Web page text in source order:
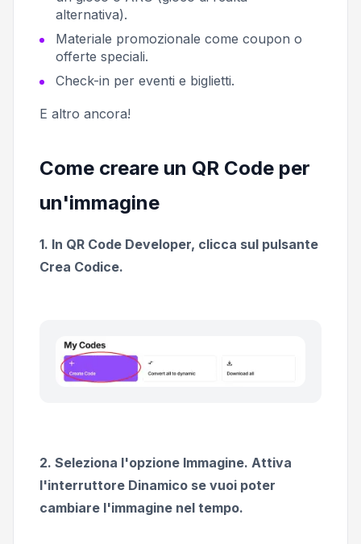
alternativa).
Materiale promozionale come coupon o
offerte speciali.
Check-in per eventi e biglietti.
E altro ancora!
Come creare un QR Code per
un'immagine
1. In QR Code Developer, clicca sul pulsante
Crea Codice.
2. Seleziona l'opzione Immagine. Attiva
l'interruttore Dinamico se vuoi poter
cambiare l'immagine nel tempo.